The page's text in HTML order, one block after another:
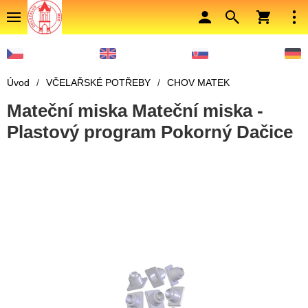
Úvod / VČELAŘSKÉ POTŘEBY / CHOV MATEK
Mateční miska Mateční miska -
Plastový program Pokorný Dačice